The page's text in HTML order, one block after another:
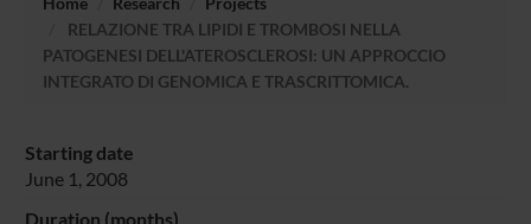
RELAZIONE TRA LIPIDI E TROMBOSI NELLA
PATOGENESI DELL'ATEROSCLEROSI: UN APPROCCIO
INTEGRATO DI GENOMICA E TRASCRITTOMICA.
Starting date
June 1, 2008
Duration (months)